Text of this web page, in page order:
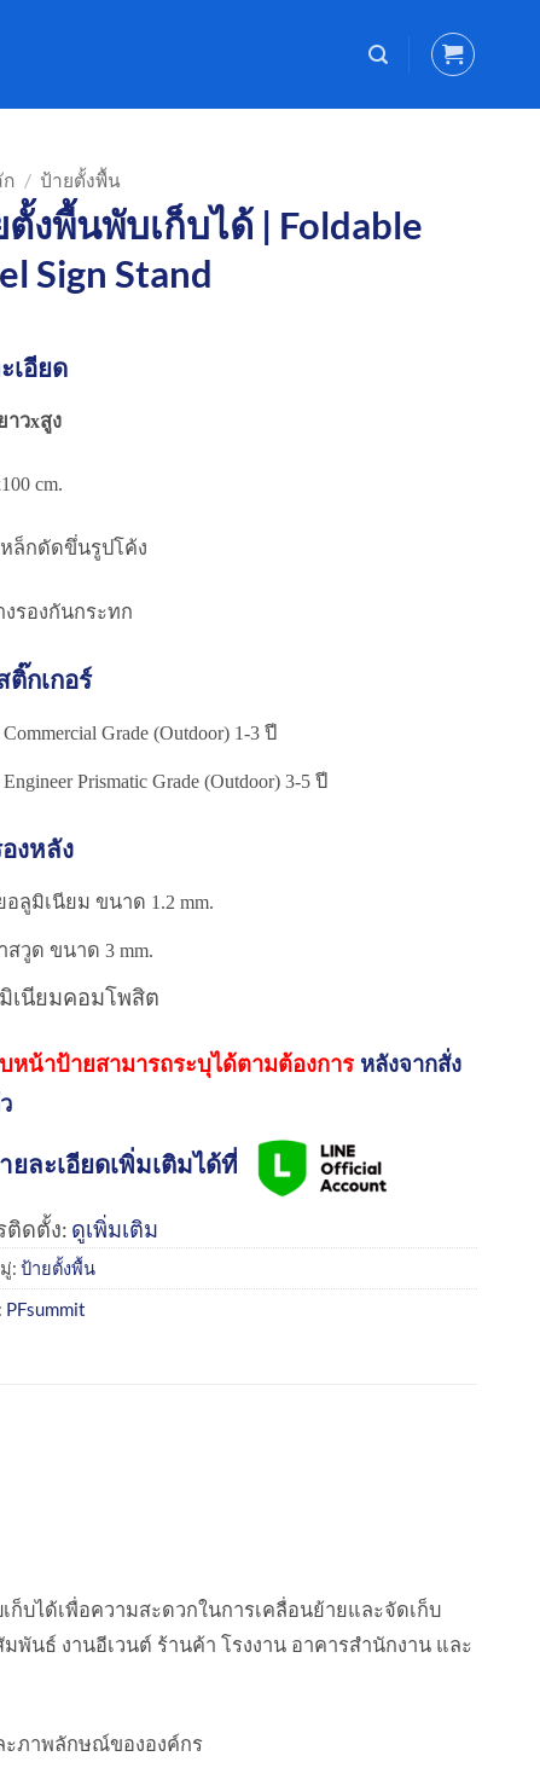
/ ป้ายตั้งพื้น
งพื้นพับเก็บได้ | Foldable
Sign Stand
เอียด
าวxสูง
cm.
หล็กดัดขึ่นรูปโค้ง
รองกันกระทก
ติ๊กเกอร์
Grade (Outdoor) 1-3 ปี
Prismatic Grade (Outdoor) 3-5 ปี
งหลัง
อลูมิเนียม ขนาด 1.2 mm.
สวูด ขนาด 3 mm.
เนียมคอมโพสิต
หน้าป้ายสามารถระบุได้ตามต้องการหลังจากสั่ง
ยละเอียดเพิ่มเติมได้ที่
ติดตั้ง: ดูเพิ่มเติม
: ป้ายตั้งพื้น
PFsummit
บได้เพื่อความสะดวกในการเคลื่อนย้ายและจัดเก็บ
พันธ์ งานอีเวนต์ ร้านค้า โรงงาน อาคารสำนักงาน และ
ะภาพลักษณ์ขององค์กร